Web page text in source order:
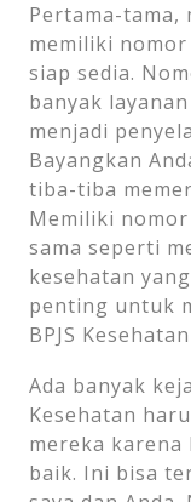
Pertama-tama,
memiliki nomor
siap sedia.
banyak
menjadi
Bayangkan
tiba-tiba
Memiliki nomor
sama seperti
kesehatan
penting untuk
BPJS
Ada banyak
Kesehatan
mereka karena
baik. Ini bisa